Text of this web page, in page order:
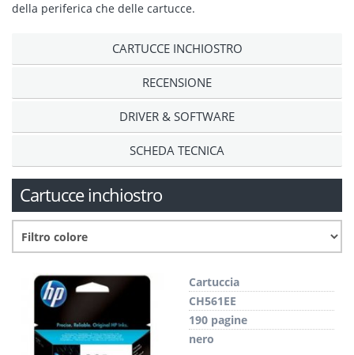
della periferica che delle cartucce.
CARTUCCE INCHIOSTRO
RECENSIONE
DRIVER & SOFTWARE
SCHEDA TECNICA
Cartucce inchiostro
Cartuccia
CH561EE
190 pagine
nero